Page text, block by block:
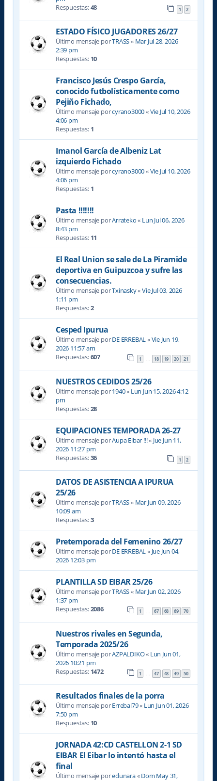
Respuestas:48 1 2
ESTADO FÍSICO JUGADORES 26/27
Último mensaje porTRASS« Mar Jul 28, 2026
2:39 pm
Respuestas: 10
Francisco Jesús Crespo García,
conocido futbolísticamente como
Pejiño Fichado,
Último mensaje porcyrano3000«Vie Jul 10, 2026
4:06 pm
Respuestas: 1
Imanol García de Albeniz Lat
izquierdo Fichado
Último mensaje porcyrano3000«Vie Jul 10, 2026
4:06 pm
Respuestas: 1
Pasta !!!!!!!
Último mensaje porArrateko« Lun Jul 06, 2026
8:43 pm
Respuestas: 11
El Real Union se sale de La Piramide
deportiva en Guipuzcoa y sufre las
consecuencias.
Último mensaje porTxinasky«Vie Jul 03, 2026
1:11 pm
Respuestas:2
Cesped Ipurua
Último mensaje porDE ERREBAL«Vie Jun 19,
2026 11:57 am
Respuestas:607 1 … 18 19 20 21
NUESTROS CEDIDOS 25/26
Último mensaje por1940« Lun Jun 15, 2026 4:12
pm
Respuestas:28
EQUIPACIONES TEMPORADA 26-27
Último mensaje porAupa Eibar !!!« Jue Jun 11,
2026 11:27 pm
Respuestas:36 1 2
DATOS DE ASISTENCIA A IPURUA
25/26
Último mensaje porTRASS« Mar Jun 09, 2026
10:09 am
Respuestas:3
Pretemporada del Femenino 26/27
Último mensaje porDE ERREBAL« Jue Jun 04,
2026 12:03 pm
PLANTILLA SD EIBAR 25/26
Último mensaje porTRASS« Mar Jun 02, 2026
1:37 pm
Respuestas:2086 1 … 67 68 69 70
Nuestros rivales en Segunda,
Temporada 2025/26
Último mensaje porAZPALDIKO« Lun Jun 01,
2026 10:21 pm
Respuestas: 1472 1 … 47 48 49 50
Resultados finales de la porra
Último mensaje porErrebal79« Lun Jun 01, 2026
7:50 pm
Respuestas: 10
JORNADA 42:CD CASTELLON 2-1 SD
EIBAR El Eibar lo intentó hasta el
final
Último mensaje poredunara«Dom May 31,